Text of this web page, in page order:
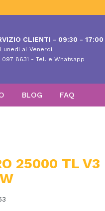
CLIENTI - 09:30 - 17:00
al Venerdì
097 8631 - Tel. e Whatsapp
BLOG FAQ
25000 TL